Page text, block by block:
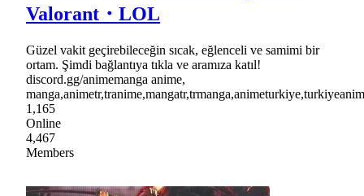
Valorant・LOL
Güzel vakit geçirebileceğin sıcak, eğlenceli ve samimi bir
ortam. Şimdi bağlantıya tıkla ve aramıza katıl!
discord.gg/animemanga anime,
1,165
Online
4,467
Members